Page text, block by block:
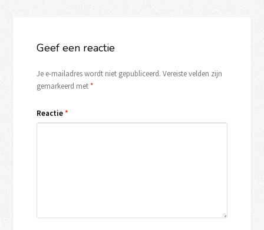
Geef een reactie
Je e-mailadres wordt niet gepubliceerd. Vereiste velden zijn
gemarkeerd met*
Reactie*